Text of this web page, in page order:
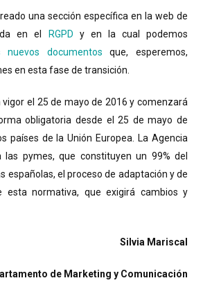
una sección específica en la web de
en el
RGPD y en la cual podemos
nuevos documentos que, esperemos,
en esta fase de transición.
vigor el 25 de mayo de 2016 y comenzará
obligatoria desde el 25 de mayo de
países de la Unión Europea. La Agencia
pymes, que constituyen un 99% del
españolas, el proceso de adaptación y de
esta normativa, que exigirá cambios y
Silvia Mariscal
de Marketing y Comunicación